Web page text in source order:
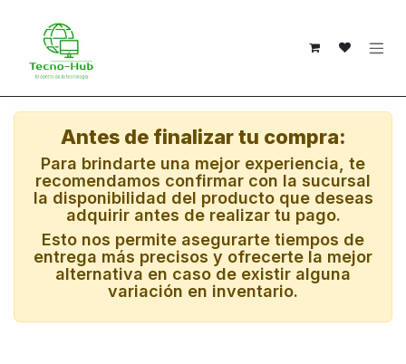
Antes de finalizar tu compra:
Para brindarte una mejor experiencia, te
recomendamos confirmar con la sucursal
la disponibilidad del producto que deseas
adquirir antes de realizar tu pago.
Esto nos permite asegurarte tiempos de
entrega más precisos y ofrecerte la mejor
alternativa en caso de existir alguna
variación en inventario.